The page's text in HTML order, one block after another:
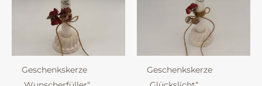
Geschenkskerze
Geschenkskerze